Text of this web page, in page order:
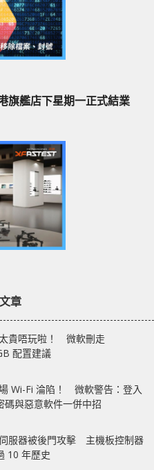
旗艦店下星期一正式結業
章
貴唔玩啦！ 微軟刪走
配置建議
Wi-Fi 淪陷！ 微軟警告：登入
碼與惡意軟件一併中招
服器被後門攻擊 主機板控制器
10 年歷史